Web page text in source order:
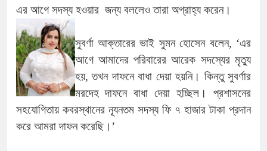
এর আগে সদস্য হওয়ার জন্য বললেও তারা অগ্রাহ্য করেন।
সুবর্ণা আক্তারের ভাই সুমন হোসেন বলেন, ‘এর
আগে আমাদের পরিবারের আরেক সদস্যের মৃত্যু
হয়, তখন দাফনে বাধা দেয়া হয়নি। কিন্তু সুবর্ণার
মরদেহ দাফনে বাধা দেয়া হচ্ছিল। প্রশাসনের
সহযোগিতায় কবরস্থানের ন্যূনতম সদস্য ফি ৭ হাজার টাকা প্রদান
করে আমরা দাফন করেছি।’